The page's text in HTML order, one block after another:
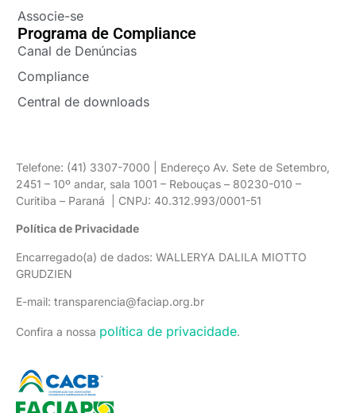
Associe-se
Programa de Compliance
Canal de Denúncias
Compliance
Central de downloads
Telefone: (41) 3307-7000 | Endereço Av. Sete de Setembro,
2451 – 10º andar, sala 1001 – Rebouças – 80230-010 –
Curitiba – Paraná | CNPJ: 40.312.993/0001-51
Política de Privacidade
Encarregado(a) de dados: WALLERYA DALILA MIOTTO
GRUDZIEN
E-mail: transparencia@faciap.org.br
Confira a nossa política de privacidade.